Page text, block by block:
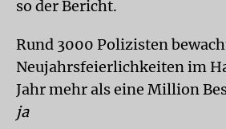
so der Bericht.
Rund 3000 Polizisten
Neujahrsfeierlichkeiten im
Jahr mehr als eine Million
ja